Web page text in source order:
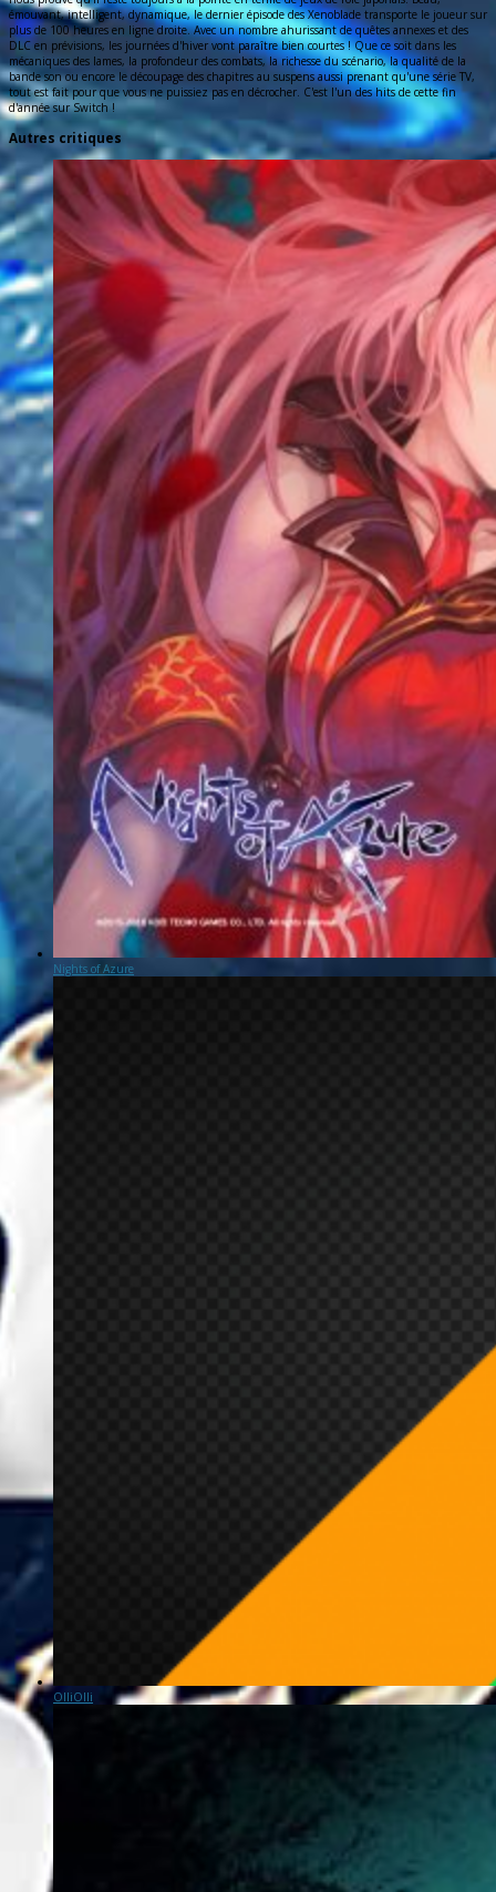
émouvant, intelligent, dynamique, le dernier épisode des Xenoblade transporte le joueur sur
plus de 100 heures en ligne droite. Avec un nombre ahurissant de quêtes annexes et des
DLC en prévisions, les journées d'hiver vont paraître bien courtes ! Que ce soit dans les
mécaniques des lames, la profondeur des combats, la richesse du scénario, la qualité de la
bande son ou encore le découpage des chapitres au suspens aussi prenant qu'une série TV,
tout est fait pour que vous ne puissiez pas en décrocher. C'est l'un des hits de cette fin
d'année sur Switch !
Autres critiques
Nights of Azure
OlliOlli